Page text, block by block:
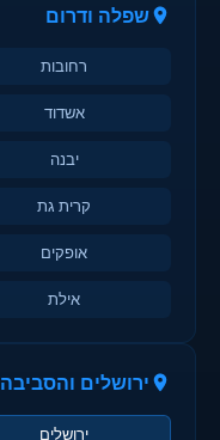
שפלה ודרום
רחובות
אשדוד
יבנה
קרית גת
אופקים
אילת
ירושלים והסביבה
ירושלים